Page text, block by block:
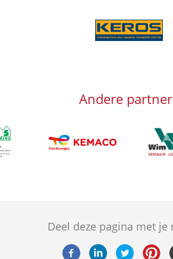
Afbeelding
Andere
Afbeelding
Deel deze pagina met je